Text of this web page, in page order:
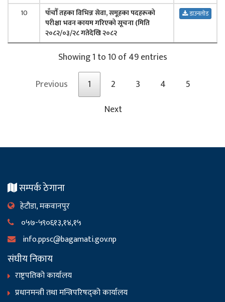
10
पाँचौँ तहका विभिन्न सेवा, समूहका पदहरूको
परीक्षा भवन कायम गरिएको सूचना (मिति
२०८२/०३/२८ गतेदेखि २०८२
डाउनलोड
Showing 1 to 10 of 49 entries
Previous
1 2 3 4
5
Next
सम्पर्क ठेगाना
हेटौडा, मकवानपुर
०५७-५९०६१३,१४,१५
info.ppsc@bagamati.gov.np
संघीय निकाय
राष्ट्रपतिको कार्यालय
प्रधानमन्त्री तथा मन्त्रिपरिषद्को कार्यालय